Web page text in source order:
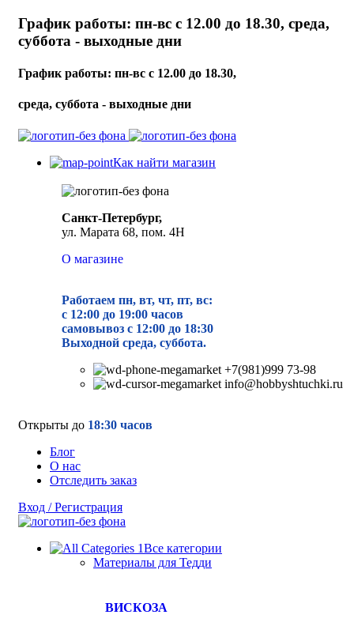
График работы: пн-вс с 12.00 до 18.30, среда,
суббота - выходные дни
График работы: пн-вс с 12.00 до 18.30,
среда, суббота - выходные дни
Как найти магазин
Санкт-Петербург,
ул. Марата 68, пом. 4Н
О магазине
Работаем пн, вт, чт, пт, вс:
с 12:00 до 19:00 часов
самовывоз с 12:00 до 18:30
Выходной среда, суббота.
+7(981)999 73-98
info@hobbyshtuchki.ru
Открыты до 18:30 часов
Блог
О нас
Отследить заказ
Вход / Регистрация
Все категории
Материалы для Тедди
ВИСКОЗА